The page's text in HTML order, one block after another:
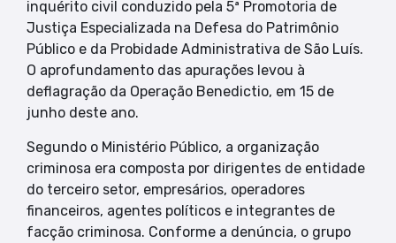
inquérito civil conduzido pela 5ª Promotoria de
Justiça Especializada na Defesa do Patrimônio
Público e da Probidade Administrativa de São Luís.
O aprofundamento das apurações levou à
deflagração da Operação Benedictio, em 15 de
junho deste ano.
Segundo o Ministério Público, a organização
criminosa era composta por dirigentes de entidade
do terceiro setor, empresários, operadores
financeiros, agentes políticos e integrantes de
facção criminosa. Conforme a denúncia, o grupo